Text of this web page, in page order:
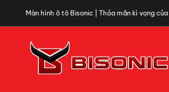
Màn hình ô tô Bisonic | Thỏa mãn kì vọng của